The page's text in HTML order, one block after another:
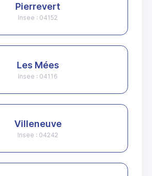
Pierrevert
Insee : 04152
Les Mées
Insee : 04116
Villeneuve
Insee : 04242